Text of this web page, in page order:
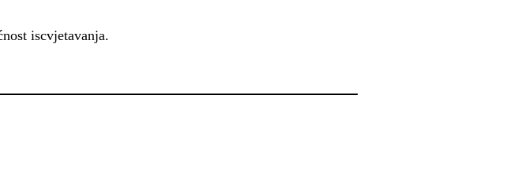
iscvjetavanja.